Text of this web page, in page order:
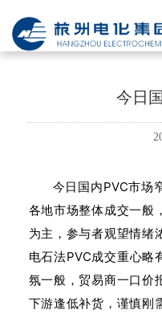
今日
今日国内PVC市场
各地市场整体成交一般
为主，参与者观望情绪
电石法PVC成交重心略
氛一般，贸易商一口价
下游逢低补货，谨慎刚